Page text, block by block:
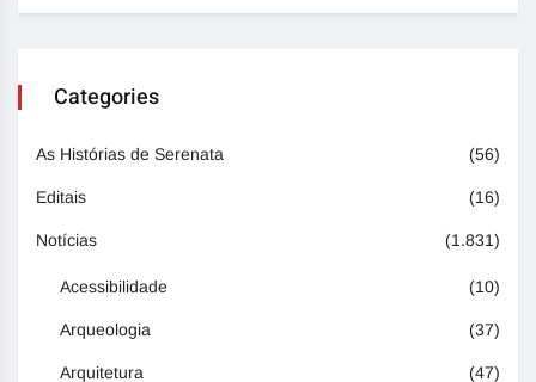
Categories
As Histórias de Serenata (56)
Editais (16)
Notícias (1.831)
Acessibilidade (10)
Arqueologia (37)
Arquitetura (47)